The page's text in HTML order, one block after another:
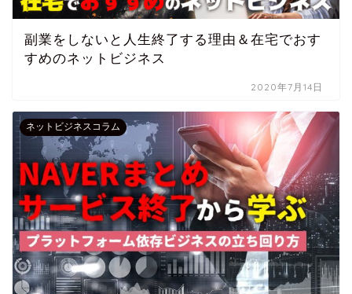
副業をしないと人生終了する理由＆在宅でおす
すめのネットビジネス
2020年7月14日
ネットビジネスコラム